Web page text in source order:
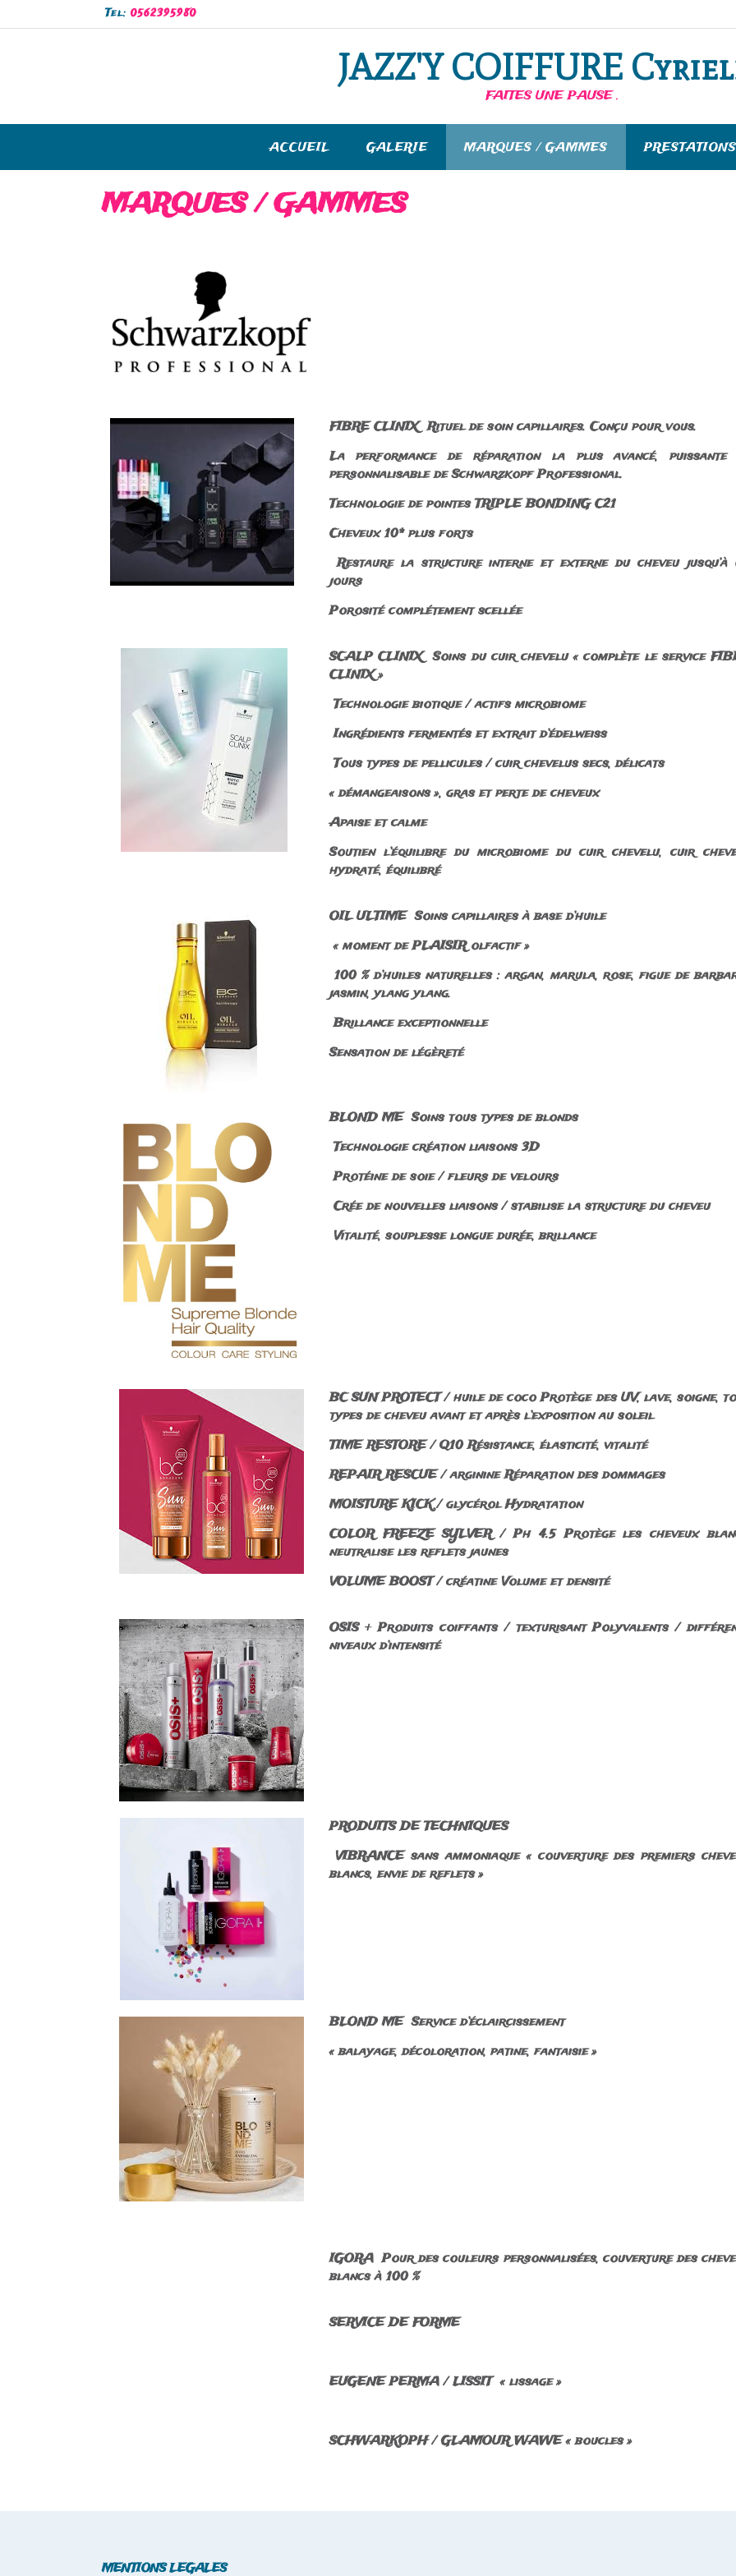
Tel: 0562395980
JAZZ'Y COIFFURE
FAITES UNE PAUSE .
ACCUEIL GALERIE MARQUES / GAMMES PRESTATIONS
MARQUES / GAMMES
FIBRE CLINIX Rituel de soin capillaires. Conçu pour vous.
La performance de réparation la plus avancé, puissante
personnalisable de Schwarzkopf Professional.
Technologie de pointes TRIPLE BONDING C21
Cheveux 10* plus forts
Restaure la structure interne et externe du cheveu jusqu’à
jours
Porosité complétement scellée
SCALP CLINIX Soins du cuir chevelu « complète le service
CLINIX »
Technologie biotique / actifs microbiome
Ingrédients fermentés et extrait d’édelweiss
Tous types de pellicules / cuir chevelus secs, délicats
« démangeaisons », gras et perte de cheveux
Apaise et calme
Soutien l’équilibre du microbiome du cuir chevelu, cuir
hydraté, équilibré
OIL ULTIME Soins capillaires à base d’huile
« moment de PLAISIR olfactif »
100 % d’huiles naturelles : argan, marula, rose, figue de
jasmin, ylang ylang.
Brillance exceptionnelle
Sensation de légèreté
BLOND ME Soins tous types de blonds
Technologie création liaisons 3D
Protéine de soie / fleurs de velours
Crée de nouvelles liaisons / stabilise la structure du cheveu
Vitalité, souplesse longue durée, brillance
BC SUN PROTECT / huile de coco Protège des UV, lave, soigne,
types de cheveu avant et après l’exposition au soleil
TIME RESTORE / Q10 Résistance, élasticité, vitalité
REPAIR RESCUE / arginine Réparation des dommages
MOISTURE KICK / glycérol Hydratation
COLOR FREEZE SYLVER / Ph 4.5 Protège les cheveux
neutralise les reflets jaunes
VOLUME BOOST / créatine Volume et densité
OSIS + Produits coiffants / texturisant Polyvalents /
niveaux d’intensité
PRODUITS DE TECHNIQUES
VIBRANCE sans ammoniaque « couverture des premiers
blancs, envie de reflets »
BLOND ME Service d’éclaircissement
« balayage, décoloration, patine, fantaisie »
IGORA Pour des couleurs personnalisées, couverture des
blancs à 100 %
SERVICE DE FORME
EUGENE PERMA / LISSIT « lissage »
SCHWARKOPH / GLAMOUR WAWE « boucles »
MENTIONS LEGALES